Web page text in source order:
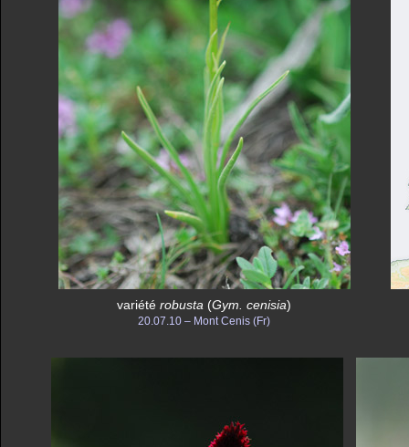
variétérobusta (Gym. cenisia)
20.07.10 – Mont Cenis (Fr)